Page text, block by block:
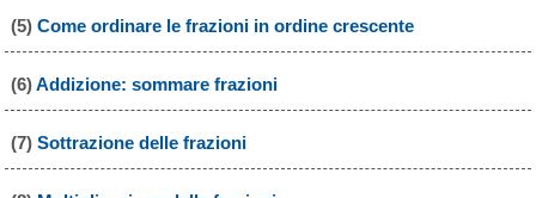
(5) Come ordinare le frazioni in ordine crescente
(6)Addizione: sommare frazioni
(7) Sottrazione delle frazioni